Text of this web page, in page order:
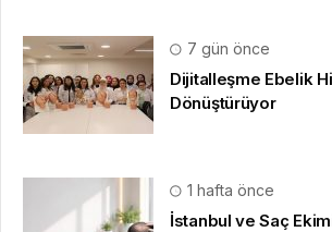
7 gün önce
Dijitalleşme Ebelik
Dönüştürüyor
1 hafta önce
İstanbul ve Saç